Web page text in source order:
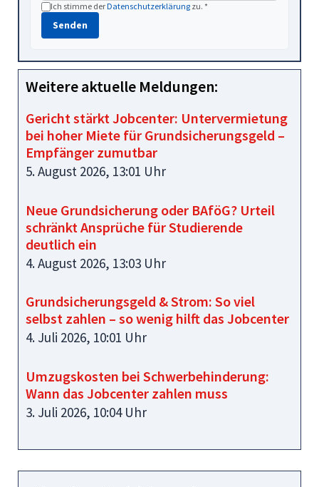
Ich stimme derDatenschutzerklärung zu. *
Senden
Weitere aktuelle Meldungen:
Gericht stärkt Jobcenter: Untervermietung
bei hoher Miete für Grundsicherungsgeld –
Empfänger zumutbar
5. August 2026, 13:01 Uhr
Neue Grundsicherung oder BAföG? Urteil
schränkt Ansprüche für Studierende
deutlich ein
4. August 2026, 13:03 Uhr
Grundsicherungsgeld & Strom: So viel
selbst zahlen – so wenig hilft das Jobcenter
4. Juli 2026, 10:01 Uhr
Umzugskosten bei Schwerbehinderung:
Wann das Jobcenter zahlen muss
3. Juli 2026, 10:04 Uhr